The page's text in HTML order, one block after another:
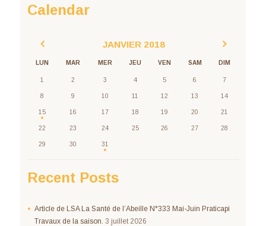
Calendar
JANVIER 2018
LUN MAR MER JEU VEN SAM DIM
1 2 3 4 5 6 7
8 9 10 11 12 13 14
15 16 17 18 19 20 21
22 23 24 25 26 27 28
29 30 31
Recent Posts
Article de LSA La Santé de l’Abeille N°333 Mai-Juin Praticapi
Travaux de la saison. 3 juillet 2026